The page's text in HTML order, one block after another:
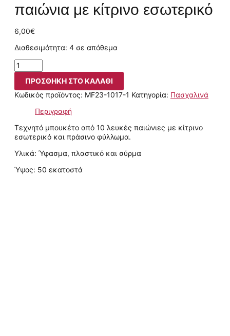
παιώνια με κίτρινο εσωτερικό
6,00€
Διαθεσιμότητα: 4 σε απόθεμα
ΠΡΟΣΘΉΚΗ ΣΤΟ ΚΑΛΆΘΙ
Κωδικός προϊόντος: MF23-1017-1 Κατηγορία: Πασχαλινά
Περιγραφή
Τεχνητό μπουκέτο από 10 λευκές παιώνιες με κίτρινο
εσωτερικό και πράσινο φύλλωμα.
Υλικά: Ύφασμα, πλαστικό και σύρμα
Ύψος: 50 εκατοστά